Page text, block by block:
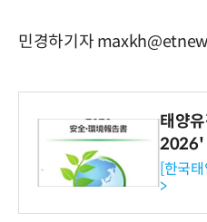
민경하기자
태양
2026'
수준
[한국
>